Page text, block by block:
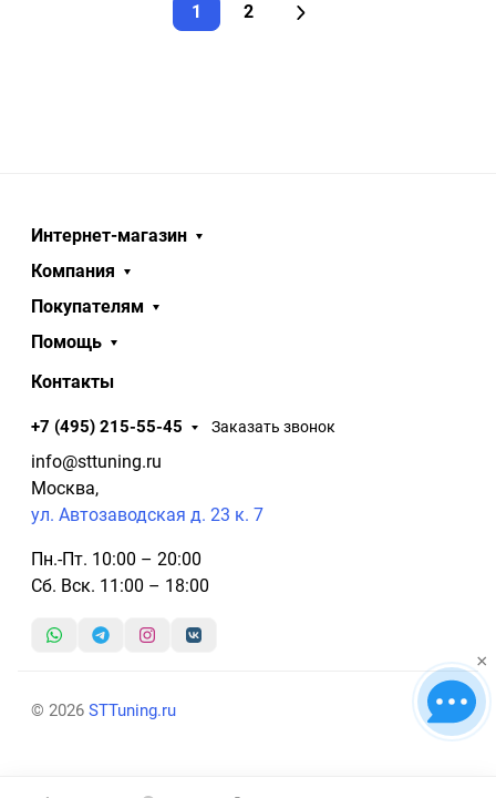
1 2
Интернет-магазин
Компания
Покупателям
Помощь
Контакты
+7 (495) 215-55-45 Заказать звонок
info@sttuning.ru
Москва,
ул. Автозаводская д. 23 к. 7
Пн.-Пт. 10:00 – 20:00
Сб. Вск. 11:00 – 18:00
© 2026 STTuning.ru
×